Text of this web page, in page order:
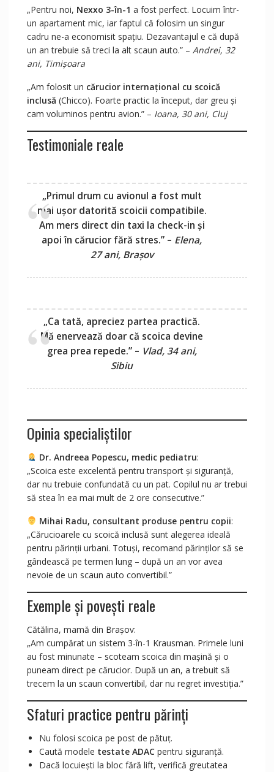
„Pentru noi, Nexxo 3-în-1 a fost perfect. Locuim într-
un apartament mic, iar faptul că folosim un singur
cadru ne-a economisit spațiu. Dezavantajul e că după
un an trebuie să treci la alt scaun auto.” – Andrei, 32
ani, Timișoara
„Am folosit un cărucior internațional cu scoică
inclusă (Chicco). Foarte practic la început, dar greu și
cam voluminos pentru avion.” – Ioana, 30 ani, Cluj
Testimoniale reale
„Primul drum cu avionul a fost mult
mai ușor datorită scoicii compatibile.
Am mers direct din taxi la check-in și
apoi în cărucior fără stres.” – Elena,
27 ani, Brașov
„Ca tată, apreciez partea practică.
Mă enervează doar că scoica devine
grea prea repede.” – Vlad, 34 ani,
Sibiu
Opinia specialiștilor
Dr. Andreea Popescu, medic pediatru:
„Scoica este excelentă pentru transport și siguranță,
dar nu trebuie confundată cu un pat. Copilul nu ar trebui
să stea în ea mai mult de 2 ore consecutive.”
Mihai Radu, consultant produse pentru copii:
„Cărucioarele cu scoică inclusă sunt alegerea ideală
pentru părinții urbani. Totuși, recomand părinților să se
gândească pe termen lung – după un an vor avea
nevoie de un scaun auto convertibil.”
Exemple și povești reale
Cătălina, mamă din Brașov:
„Am cumpărat un sistem 3-în-1 Krausman. Primele luni
au fost minunate – scoteam scoica din mașină și o
puneam direct pe cărucior. După un an, a trebuit să
trecem la un scaun convertibil, dar nu regret investiția.”
Sfaturi practice pentru părinți
Nu folosi scoica pe post de pătuț.
Caută modele testate ADACpentru siguranță.
Dacă locuiești la bloc fără lift, verifică greutatea